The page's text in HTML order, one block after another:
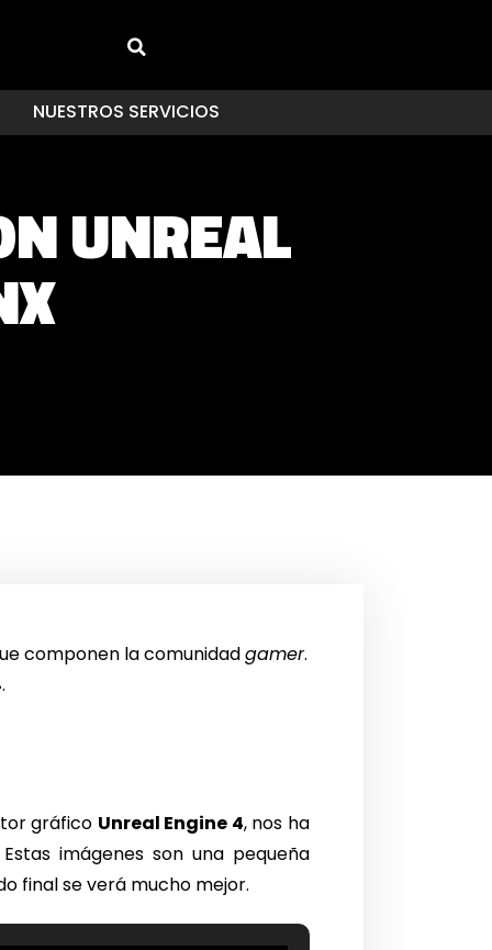
NUESTROS SERVICIOS
UNREAL
componen la comunidadgamer.
.
gráfico Unreal Engine 4, nos ha
imágenes son una pequeña
final se verá mucho mejor.